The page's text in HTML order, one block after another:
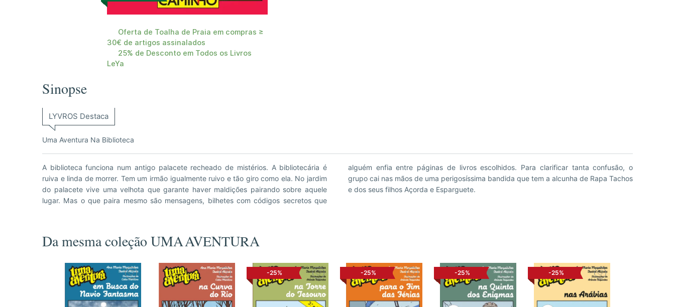
Oferta de Toalha de Praia em compras ≥
30€ de artigos assinalados
25% de Desconto em Todos os Livros
LeYa
Sinopse
LYVROS Destaca
Uma Aventura Na Biblioteca
A biblioteca funciona num antigo palacete recheado de mistérios. A bibliotecária é
ruiva e linda de morrer. Tem um irmão igualmente ruivo e tão giro como ela. No jardim
do palacete vive uma velhota que garante haver maldições pairando sobre aquele
lugar. Mas o que paira mesmo são mensagens, bilhetes com códigos secretos que
alguém enfia entre páginas de livros escolhidos. Para clarificar tanta confusão, o
grupo cai nas mãos de uma perigosíssima bandida que tem a alcunha de Rapa Tachos
e dos seus filhos Açorda e Esparguete.
Da mesma coleção UMA AVENTURA
-25% -25% -25% -25%